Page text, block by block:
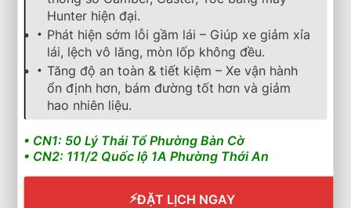
Thêm vào giỏ hàng
lốp xe,bridgestone, turanza, mới nhất
LỐP XE BRIDGESTONE 195/60R15 TURANZA T06
2.050.000₫
Lốp Bridgestone Turanza T006 195/60R15 –
Made in Indonesia, chính hãng tại B-select Thành
Phát
✔️ Êm ái – Bám đường tốt – Tiết kiệm nhiên liệu
Hunter hiện đại.
Phát hiện sớm lỗi gầm lái – Giúp xe giảm xỉa
lái, lệch vô lăng, mòn lốp không đều.
Tăng độ an toàn & tiết kiệm – Xe vận hành
ổn định hơn, bám đường tốt hơn và giảm
hao nhiên liệu.
• CN1: 50 Lý Thái Tổ Phường Bàn Cờ
• CN2: 111/2 Quốc lộ 1A Phường Thới An
⚡ĐẶT LỊCH NGAY